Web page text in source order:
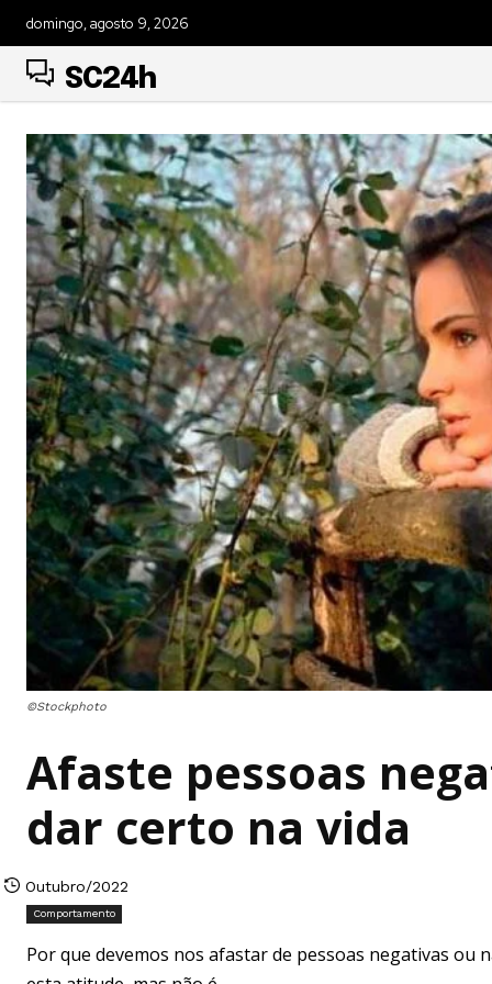
domingo, agosto 9, 2026
SC24h
©Stockphoto
Afaste pessoas
dar certo na vida
Outubro/2022
Comportamento
Por que devemos nos afastar de pessoas negativas ou